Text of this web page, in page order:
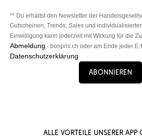
** Du erhältst den Newsletter der
Gutscheinen, Trends, Sales und
Einwilligung kann jederzeit mit Wirkung für die
Abmeldung - bonprix.ch oder am Ende jeder
Datenschutzerklärung
Abonnieren
Alle Vorteile unserer App